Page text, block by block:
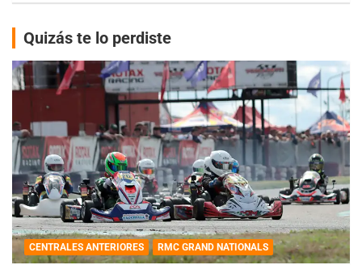
Quizás te lo perdiste
CENTRALES ANTERIORES RMC GRAND NATIONALS